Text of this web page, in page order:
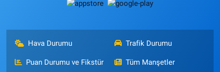
Hava Durumu Trafik Durumu
Puan Durumu ve Fikstür Tüm Manşetler